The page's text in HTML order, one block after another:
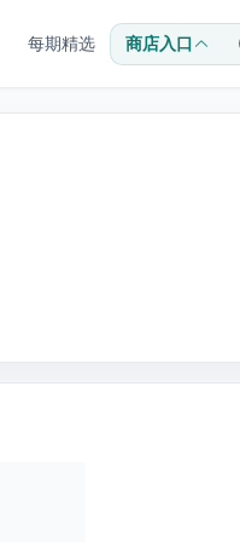
每期精选 商店入口